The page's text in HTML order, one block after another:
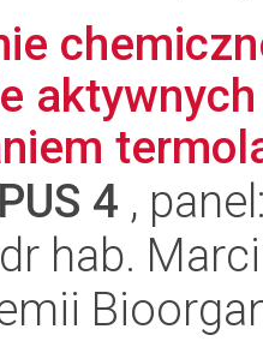
4 ,
hab.